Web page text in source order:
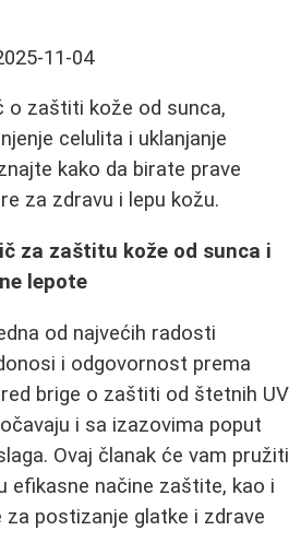
11-04
o zaštiti kože od sunca,
celulita i uklanjanje
kako da birate prave
za zdravu i lepu kožu.
za zaštitu kože od sunca i
lepote
od najvećih radosti
i odgovornost prema
brige o zaštiti od štetnih UV
i sa izazovima poput
Ovaj članak će vam pružiti
efikasne načine zaštite, kao i
postizanje glatke i zdrave